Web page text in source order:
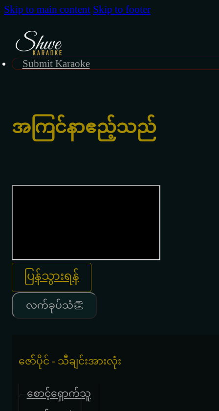
Skip to main content Skip to footer
Submit Karaoke
အကြင်နာဧည့်သည်
ပြန်သွားရန်
လက်ခုပ်သံ👏
ဇော််ပိုင် - သီချင်းအားလုံး
စောင့်ရှောက်သူ